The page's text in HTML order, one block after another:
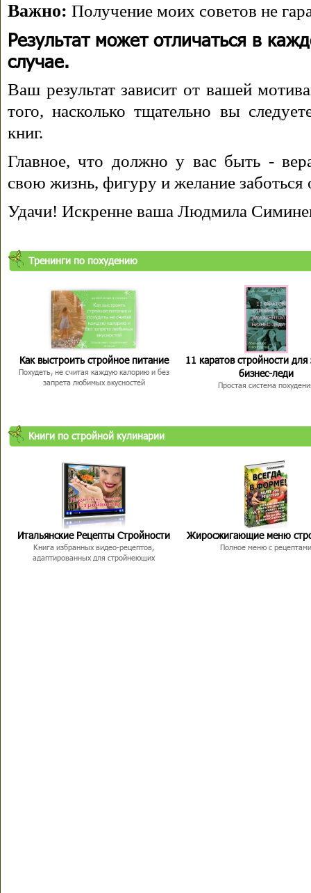
Важно: Получение моих советов не
Результат может отличаться в
случае.
Ваш результат зависит от вашей
того, насколько тщательно вы
книг.
Главное, что должно у вас быть -
свою жизнь, фигуру и желание заботься
Удачи! Искренне ваша Людмила
Тренинги по похудению
Как выстроить стройное питание
Похудеть, не считая каждую калорию и без
запрета любимых вкусностей
11 каратов стройности для
бизнес-леди
Простая система
Книги по стройной кулинарии
Итальянские Рецепты Стройности
Книга избранных видео-рецептов,
адаптированных для стройнеющих
Жиросжигающие меню
Полное меню с рецептами